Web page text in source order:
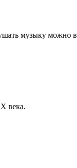
музыку можно в
века.